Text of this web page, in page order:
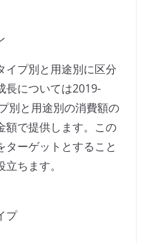
イプ別と用途別に区分
長については2019-
別と用途別の消費額の
額で提供します。この
ーゲットとすること
ちます。
プ